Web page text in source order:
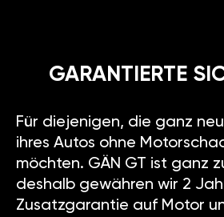
GARANTIERTE
Für diejenigen, die ganz
ihres Autos ohne
möchten. GÄN GT ist ganz
deshalb gewähren wir 2
Zusatzgarantie auf Motor